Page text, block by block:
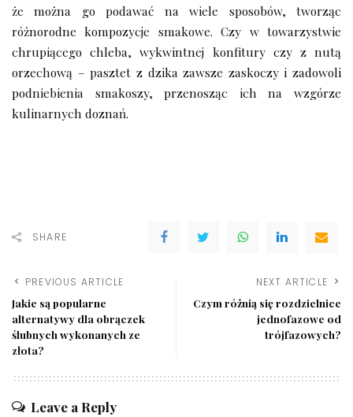
że można go podawać na wiele sposobów, tworząc
różnorodne kompozycje smakowe. Czy w towarzystwie
chrupiącego chleba, wykwintnej konfitury czy z nutą
orzechową – pasztet z dzika zawsze zaskoczy i zadowoli
podniebienia smakoszy, przenosząc ich na wzgórze
kulinarnych doznań.
SHARE
PREVIOUS ARTICLE
Jakie są popularne
alternatywy dla obrączek
ślubnych wykonanych ze
złota?
NEXT ARTICLE
Czym różnią się rozdzielnice
jednofazowe od
trójfazowych?
Leave a Reply